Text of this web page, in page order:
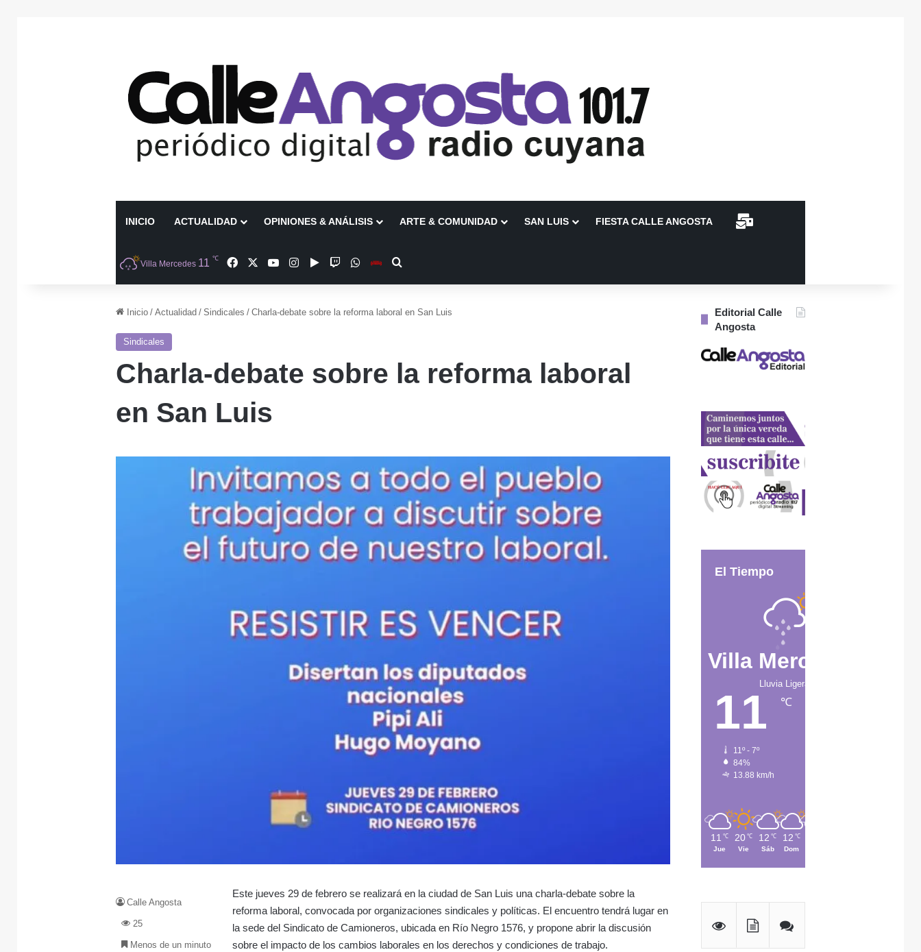
INICIO ACTUALIDAD OPINIONES & ANÁLISIS ARTE & COMUNIDAD SAN LUIS FIESTA CALLE ANGOSTA CONTACTO
Villa Mercedes 11 ℃ FacebookYouTubeInstagramGoogle Play
TwitchWhatsAppEscuchanos en Vivo
Inicio / Actualidad / Sindicales / Charla-debate sobre la reforma laboral en San Luis
Sindicales
Charla-debate sobre la reforma laboral
en San Luis
Este jueves 29 de febrero se realizará en la ciudad de San Luis una charla-debate sobre la
reforma laboral, convocada por organizaciones sindicales y políticas. El encuentro tendrá lugar en
la sede del Sindicato de Camioneros, ubicada en Río Negro 1576, y propone abrir la discusión
sobre el impacto de los cambios laborales en los derechos y condiciones de trabajo.
Calle Angosta
25
Menos de un minuto
Editorial Calle
Angosta
El Tiempo
Villa Mercedes
Lluvia Ligera
11 ℃
11º - 7º
84%
13.88 km/h
11 ℃
Jue
20 ℃
Vie
12 ℃
Sáb
12 ℃
Dom